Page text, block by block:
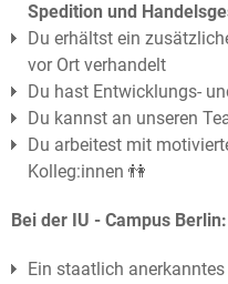
Spedition und
Du erhältst ein
vor Ort verhandelt
Du hast Entwicklungs-
Du kannst an unseren
Du arbeitest mit
Kolleg:innen 👫
Bei der IU - Campus Berlin:
Ein staatlich